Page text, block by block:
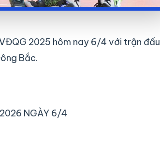
2025 hôm nay 6/4 với trận đấu
Bắc.
2026 NGÀY 6/4